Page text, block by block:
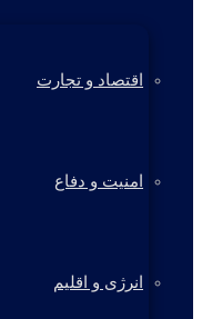
اقتصاد و تجارت
امنیت و دفاع
انرژی و اقلیم